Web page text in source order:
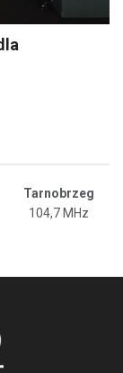
Tarnobrzeg
104,7 MHz